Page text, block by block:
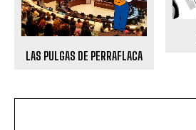
LAS PULGAS DE PERRAFLACA